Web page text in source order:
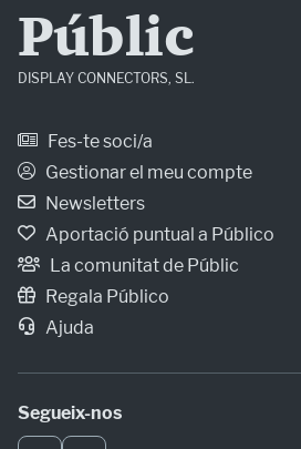
Públic
DISPLAY CONNECTORS, SL.
Fes-te soci/a
Gestionar el meu compte
Newsletters
Aportació puntual a Público
La comunitat de Públic
Regala Público
Ajuda
Segueix-nos